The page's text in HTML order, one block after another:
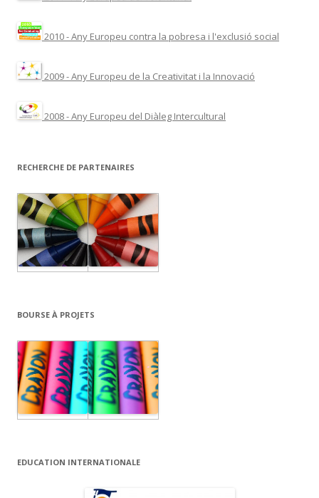
2010 - Any Europeu contra la pobresa i l'exclusió social
2009 - Any Europeu de la Creativitat i la Innovació
2008 - Any Europeu del Diàleg Intercultural
RECHERCHE DE PARTENAIRES
BOURSE À PROJETS
EDUCATION INTERNATIONALE